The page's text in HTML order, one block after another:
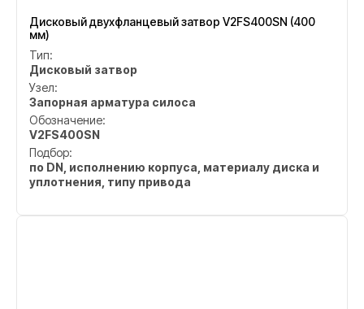
Дисковый двухфланцевый затвор V2FS400SN (400
мм)
Тип:
Дисковый затвор
Узел:
Запорная арматура силоса
Обозначение:
V2FS400SN
Подбор:
по DN, исполнению корпуса, материалу диска и
уплотнения, типу привода